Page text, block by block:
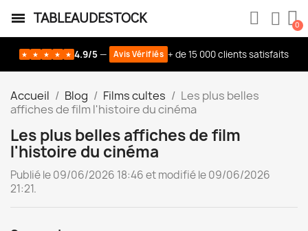
TABLEAUDESTOCK
4.9/5— Avis Vérifiés + de 15 000 clients satisfaits
Fabrication française- Cadres en bois de qualité
Accueil Blog Films cultes
Les plus belles
affiches de film l'histoire du cinéma
Les plus belles affiches de film
l'histoire du cinéma
Publié le 09/06/2026 18:46 et modifié le 09/06/2026
21:21.